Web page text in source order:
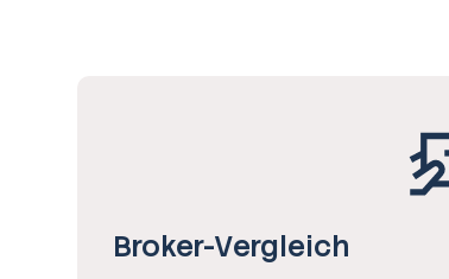
Broker-Vergleich